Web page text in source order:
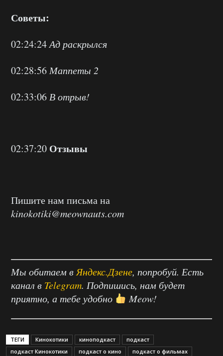
Советы:
02:24:24Ад раскрылся
02:28:56Маппеты 2
02:33:06В отрыв!
02:37:20 Отзывы
Пишите нам письма на
kinokotiki@meownauts.com
Мы обитаем вЯндекс.Дзене, попробуй. Есть
канал в Telegram. Подпишись, нам будет
приятно, а тебе удобно
Meow!
ТЕГИ Кинокотики киноподкаст
подкаст
подкаст Кинокотики
подкаст о кино подкаст о фильмах